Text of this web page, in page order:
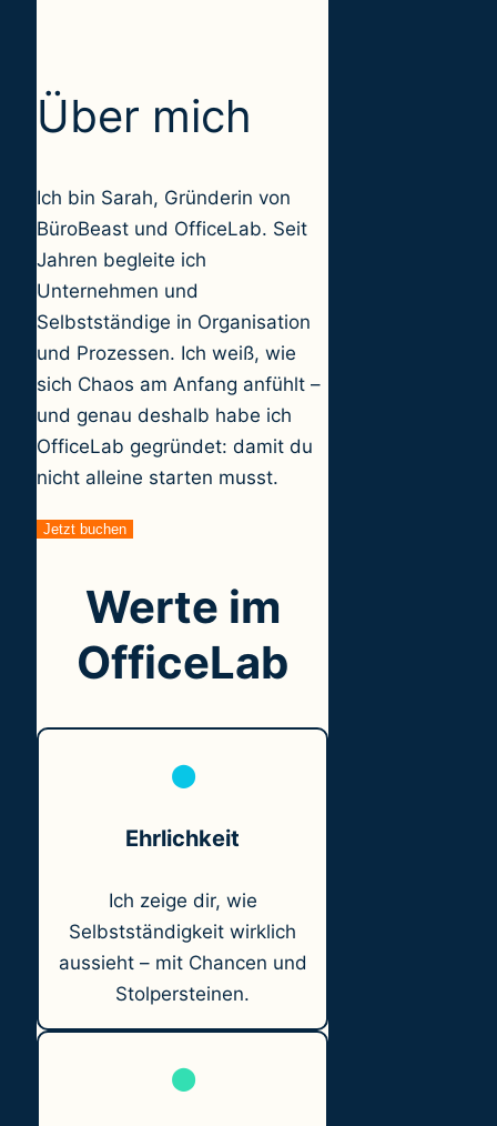
Über mich
Ich bin Sarah, Gründerin von
BüroBeast und OfficeLab. Seit
Jahren begleite ich
Unternehmen und
Selbstständige in Organisation
und Prozessen. Ich weiß, wie
sich Chaos am Anfang anfühlt –
und genau deshalb habe ich
OfficeLab gegründet: damit du
nicht alleine starten musst.
Jetzt buchen
Werte im
OfficeLab
⬤
Ehrlichkeit
Ich zeige dir, wie
Selbstständigkeit wirklich
aussieht – mit Chancen und
Stolpersteinen.
⬤